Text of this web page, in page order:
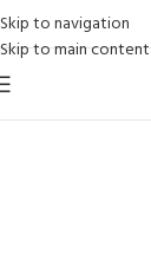
Skip to navigation
Skip to main content